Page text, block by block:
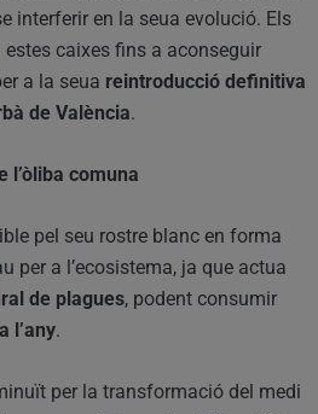
interferir en la seua evolució. Els
caixes fins a aconseguir
a la seua reintroducció definitiva
de València.
l’òliba comuna
pel seu rostre blanc en forma
per a l’ecosistema, ja que actua
de plagues, podent consumir
l’any.
per la transformació del medi